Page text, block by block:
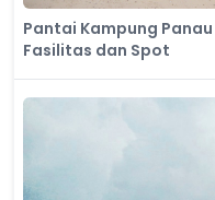
Pantai Kampung
Fasilitas dan Spot